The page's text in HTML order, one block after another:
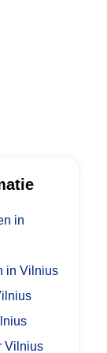
in
in Vilnius
Vilnius